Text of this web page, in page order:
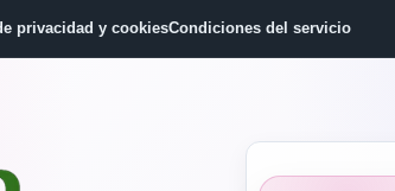
privacidad y cookiesCondiciones del servicio